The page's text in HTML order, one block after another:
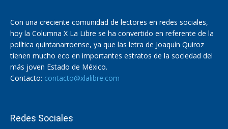
Con una creciente comunidad de lectores en redes sociales,
hoy la Columna X La Libre se ha convertido en referente de la
política quintanarroense, ya que las letra de Joaquín Quiroz
tienen mucho eco en importantes estratos de la sociedad del
más joven Estado de México.
Contacto: contacto@xlalibre.com
Redes Sociales